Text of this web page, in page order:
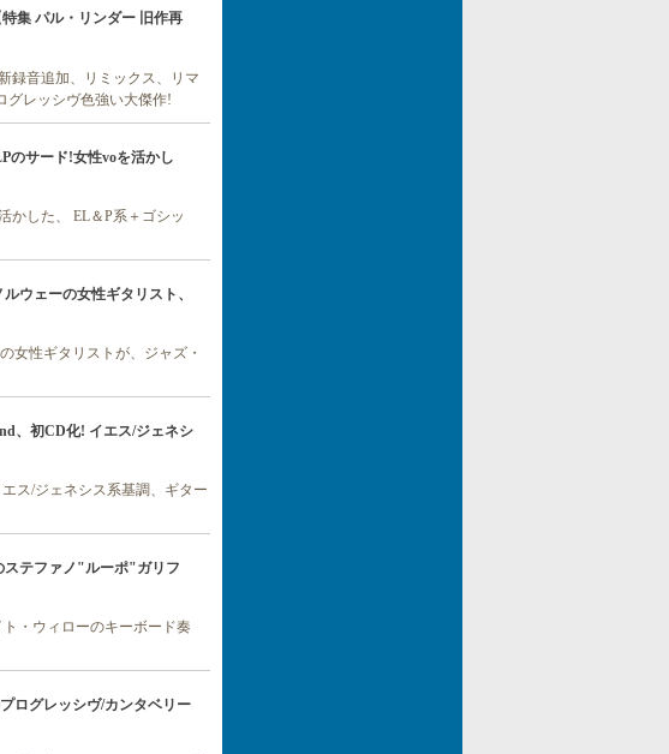
集 パル・リンダー 旧作再
録音追加、リミックス、リマ
グレッシヴ色強い大傑作!
のサード!女性voを活かし
かした、 EL＆P系＋ゴシッ
ウェーの女性ギタリスト、
女性ギタリストが、ジャズ・
、初CD化! イエス/ジェネシ
ス/ジェネシス系基調、ギター
ステファノ"ルーポ"ガリフ
・ウィローのキーボード奏
ログレッシヴ/カンタベリー